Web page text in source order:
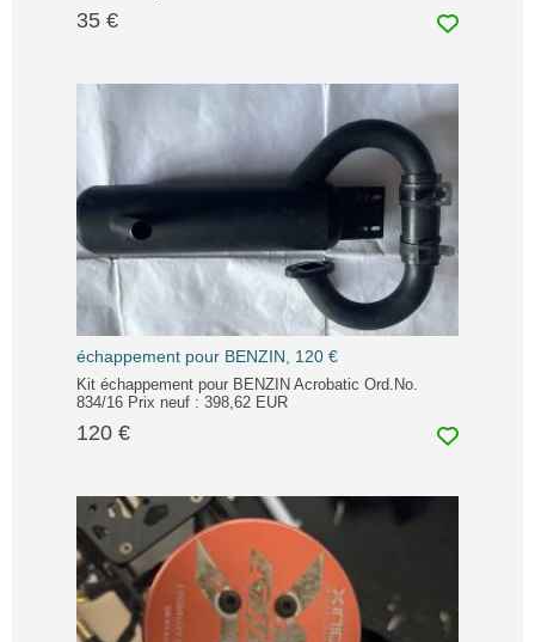
35 €
échappement pour BENZIN, 120 €
Kit échappement pour BENZIN Acrobatic Ord.No.
834/16 Prix neuf : 398,62 EUR
120 €